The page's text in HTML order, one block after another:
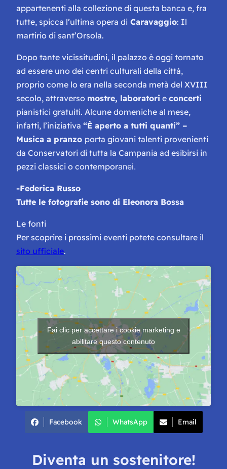
appartenenti alla collezione di questa banca e, fra
tutte, spicca l’ultima opera di Caravaggio: Il
martirio di sant’Orsola.
Dopo tante vicissitudini, il palazzo è oggi tornato
ad essere uno dei centri culturali della città,
proprio come lo era nella seconda metà del XVIII
secolo, attraverso mostre, laboratori e concerti
pianistici gratuiti. Alcune domeniche al mese,
infatti, l’iniziativa “È aperto a tutti quanti” –
Musica a pranzo porta giovani talenti provenienti
da Conservatori di tutta la Campania ad esibirsi in
pezzi classici o contemporanei.
-Federica Russo
Tutte le fotografie sono di Eleonora Bossa
Le fonti
Per scoprire i prossimi eventi potete consultare il
sito ufficiale.
Fai clic per accettare i cookie marketing e
abilitare questo contenuto
Facebook WhatsApp Email
Diventa un sostenitore!